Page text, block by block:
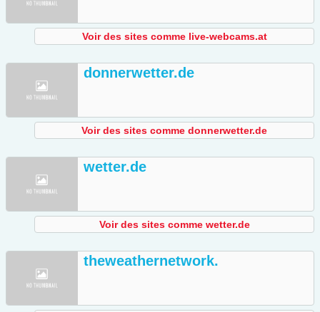
Voir des sites comme live-webcams.at
donnerwetter.de
Voir des sites comme donnerwetter.de
wetter.de
Voir des sites comme wetter.de
theweathernetwork.